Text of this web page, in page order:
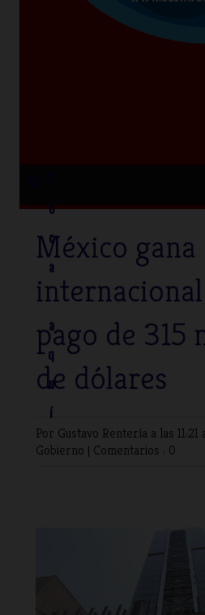
o
c
a
a
q
u
í
México
pago de 315
de dólares
Por Gustavo Rentería a las
Gobierno | Comentarios : 0